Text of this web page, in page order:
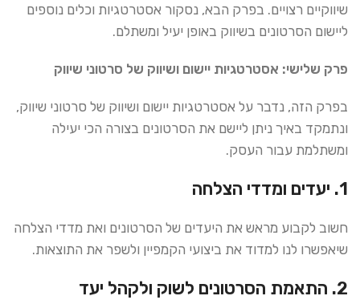
שיווקיים רצויים. בפרק הבא, נסקור אסטרטגיות וכלים נוספים
ליישום הסרטונים בשיווק באופן יעיל ומשתלם.
פרק שלישי: אסטרטגיות יישום ושיווק של סרטוני שיווק
בפרק הזה, נדבר על אסטרטגיות יישום ושיווק של סרטוני שיווק,
ונתמקד באיך ניתן ליישם את הסרטונים בצורה הכי יעילה
ומשתלמת עבור העסק.
1. יעדים ומדדי הצלחה
חשוב לקבוע מראש את היעדים של הסרטונים ואת מדדי הצלחה
שיאפשרו לנו למדוד את ביצועי הקמפיין ולשפר את התוצאות.
2. התאמת הסרטונים לשוק ולקהל יעד